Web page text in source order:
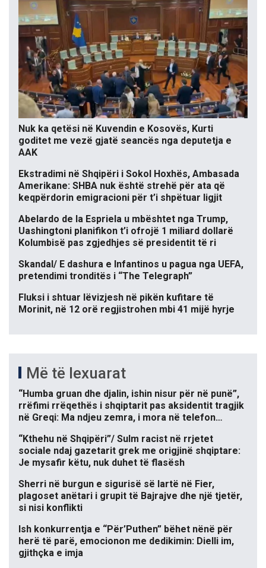
Nuk ka qetësi në Kuvendin e Kosovës, Kurti
goditet me vezë gjatë seancës nga deputetja e
AAK
Ekstradimi në Shqipëri i Sokol Hoxhës, Ambasada
Amerikane: SHBA nuk është strehë për ata që
keqpërdorin emigracioni për t’i shpëtuar ligjit
Abelardo de la Espriela u mbështet nga Trump,
Uashingtoni planifikon t’i ofrojë 1 miliard dollarë
Kolumbisë pas zgjedhjes së presidentit të ri
Skandal/ E dashura e Infantinos u pagua nga UEFA,
pretendimi tronditës i “The Telegraph”
Fluksi i shtuar lëvizjesh në pikën kufitare të
Morinit, në 12 orë regjistrohen mbi 41 mijë hyrje
Më të lexuarat
“Humba gruan dhe djalin, ishin nisur për në punë”,
rrëfimi rrëqethës i shqiptarit pas aksidentit tragjik
në Greqi: Ma ndjeu zemra, i mora në telefon…
“Kthehu në Shqipëri”/ Sulm racist në rrjetet
sociale ndaj gazetarit grek me origjinë shqiptare:
Je mysafir këtu, nuk duhet të flasësh
Sherri në burgun e sigurisë së lartë në Fier,
plagoset anëtari i grupit të Bajrajve dhe një tjetër,
si nisi konflikti
Ish konkurrentja e “Për’Puthen” bëhet nënë për
herë të parë, emocionon me dedikimin: Dielli im,
gjithçka e imja